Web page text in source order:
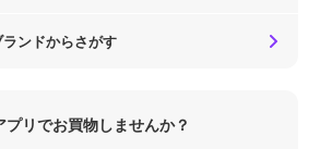
ンドからさがす
プリでお買物しませんか？